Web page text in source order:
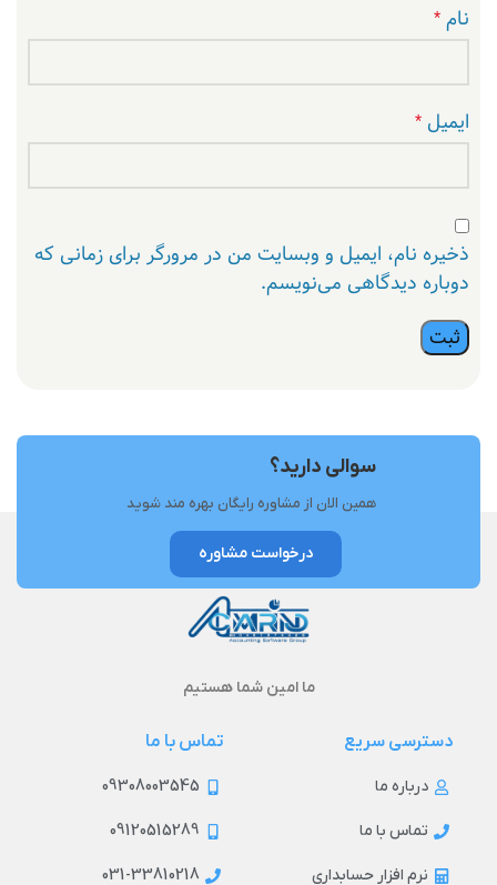
نام*
ایمیل *
ذخیره نام، ایمیل و وبسایت من در مرورگر برای زمانی که
دوباره دیدگاهی می‌نویسم.
سوالی دارید؟
همین الان از مشاوره رایگان بهره مند شوید
درخواست مشاوره
ما امین شما هستیم
دسترسی سریع
درباره ما
تماس با ما
نرم افزار حسابداری
تماس با ما
09308003545
09120515289
031-33810218